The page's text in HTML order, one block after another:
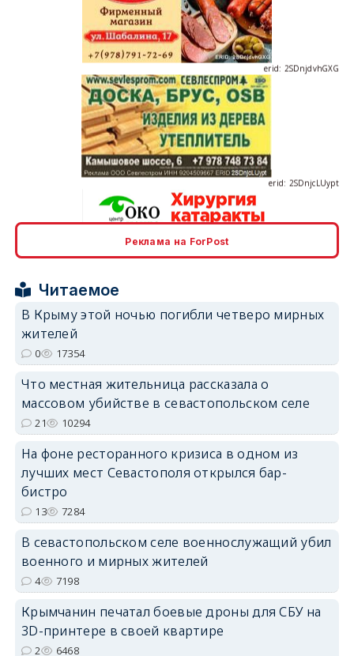
erid: 2SDnjdvhGXG
erid: 2SDnjcrDNw6
erid: 2SDnjdPjgYS
erid: 2SDnjdvhGXG
Реклама на ForPost
Читаемое
В Крыму этой ночью погибли четверо мирных
жителей
0 17354
Что местная жительница рассказала о
массовом убийстве в севастопольском селе
21 10294
На фоне ресторанного кризиса в одном из
лучших мест Севастополя открылся бар-
бистро
13 7284
В севастопольском селе военнослужащий убил
военного и мирных жителей
4 7198
Крымчанин печатал боевые дроны для СБУ на
3D-принтере в своей квартире
2 6468